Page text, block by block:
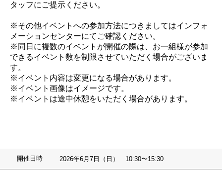
タッフにご提示ください。
※その他イベントへの参加方法につきましてはインフォ
メーションセンターにてご確認ください。
※同日に複数のイベントが開催の際は、お一組様が参加
できるイベント数を制限させていただく場合がございま
す。
※イベント内容は変更になる場合があります。
※イベント画像はイメージです。
※イベントは途中休憩をいただく場合があります。
開催日時 2026年6月7日（日） 10:30〜15:30